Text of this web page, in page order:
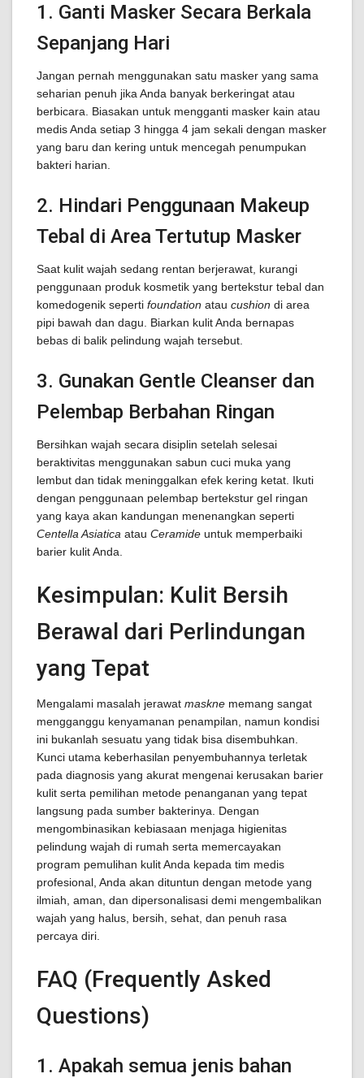
1. Ganti Masker Secara Berkala
Sepanjang Hari
Jangan pernah menggunakan satu masker yang sama
seharian penuh jika Anda banyak berkeringat atau
berbicara. Biasakan untuk mengganti masker kain atau
medis Anda setiap 3 hingga 4 jam sekali dengan masker
yang baru dan kering untuk mencegah penumpukan
bakteri harian.
2. Hindari Penggunaan Makeup
Tebal di Area Tertutup Masker
Saat kulit wajah sedang rentan berjerawat, kurangi
penggunaan produk kosmetik yang bertekstur tebal dan
komedogenik seperti foundation atau cushion di area
pipi bawah dan dagu. Biarkan kulit Anda bernapas
bebas di balik pelindung wajah tersebut.
3. Gunakan Gentle Cleanser dan
Pelembap Berbahan Ringan
Bersihkan wajah secara disiplin setelah selesai
beraktivitas menggunakan sabun cuci muka yang
lembut dan tidak meninggalkan efek kering ketat. Ikuti
dengan penggunaan pelembap bertekstur gel ringan
yang kaya akan kandungan menenangkan seperti
Centella Asiatica atau Ceramide untuk memperbaiki
barier kulit Anda.
Kesimpulan: Kulit Bersih
Berawal dari Perlindungan
yang Tepat
Mengalami masalah jerawat maskne memang sangat
mengganggu kenyamanan penampilan, namun kondisi
ini bukanlah sesuatu yang tidak bisa disembuhkan.
Kunci utama keberhasilan penyembuhannya terletak
pada diagnosis yang akurat mengenai kerusakan barier
kulit serta pemilihan metode penanganan yang tepat
langsung pada sumber bakterinya. Dengan
mengombinasikan kebiasaan menjaga higienitas
pelindung wajah di rumah serta memercayakan
program pemulihan kulit Anda kepada tim medis
profesional, Anda akan dituntun dengan metode yang
ilmiah, aman, dan dipersonalisasi demi mengembalikan
wajah yang halus, bersih, sehat, dan penuh rasa
percaya diri.
FAQ (Frequently Asked
Questions)
1. Apakah semua jenis bahan